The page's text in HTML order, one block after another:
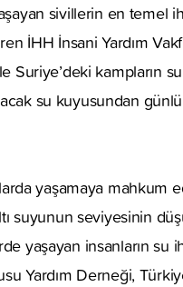
sivillerin en temel
İHH İnsani Yardım
Suriye’deki kampların
su kuyusundan
yaşamaya mahkum
suyunun seviyesinin
yaşayan insanların su
Yardım Derneği,